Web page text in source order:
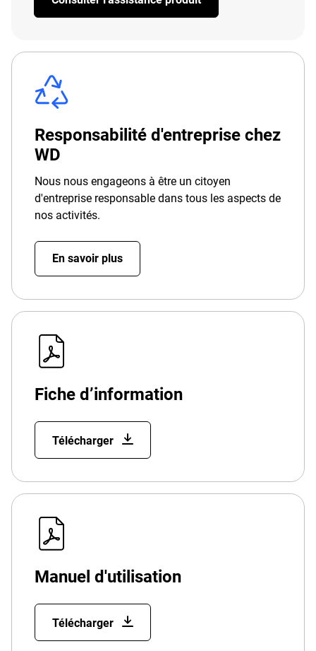
Responsabilité d'entreprise chez
WD
Nous nous engageons à être un citoyen
d'entreprise responsable dans tous les aspects de
nos activités.
En savoir plus
Fiche d’information
Télécharger
Manuel d'utilisation
Télécharger